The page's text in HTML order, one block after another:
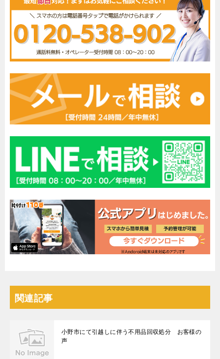
関連記事
小野市にて引越しに伴う不用品回収処分 お客様の
声